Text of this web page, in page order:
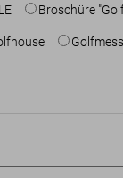
Broschüre